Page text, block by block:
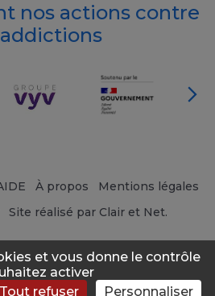
nos actions contre
À propos
Mentions légales
Site réalisé par Clair et Net.
et vous donne le contrôle
activer
Tout refuser Personnaliser